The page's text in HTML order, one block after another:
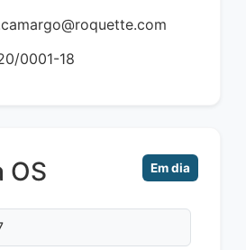
0001-18
OS Em dia